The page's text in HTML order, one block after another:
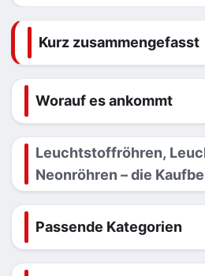
Kurz zusammengefasst
Worauf es ankommt
Leuchtstoffröhren,
Neonröhren – die
Passende Kategorien